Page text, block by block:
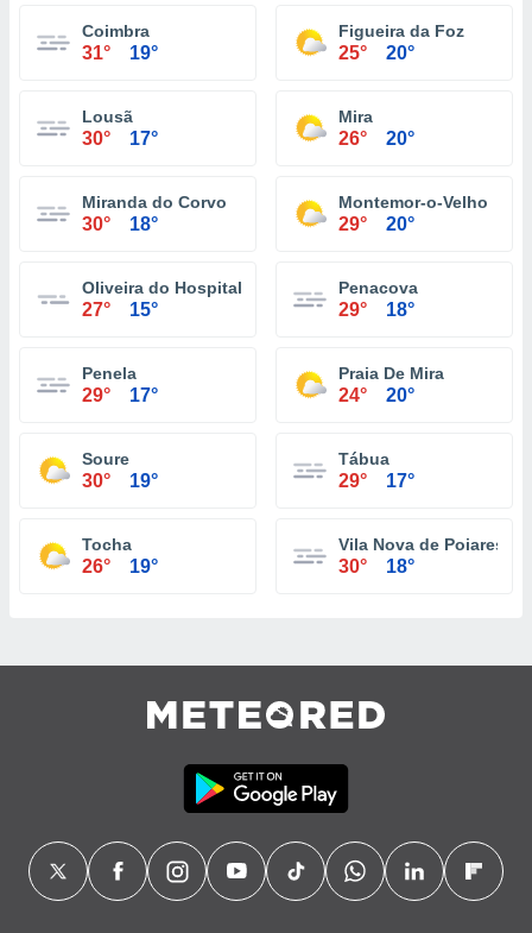
Coimbra
31° 19°
Figueira da Foz
25° 20°
Lousã
30° 17°
Mira
26° 20°
Miranda do Corvo
30° 18°
Montemor-o-Velho
29° 20°
Oliveira do Hospital
27° 15°
Penacova
29° 18°
Penela
29° 17°
Praia De Mira
24° 20°
Soure
30° 19°
Tábua
29° 17°
Tocha
26° 19°
Vila Nova de Poiares
30° 18°